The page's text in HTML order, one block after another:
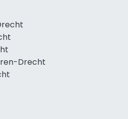
Drecht